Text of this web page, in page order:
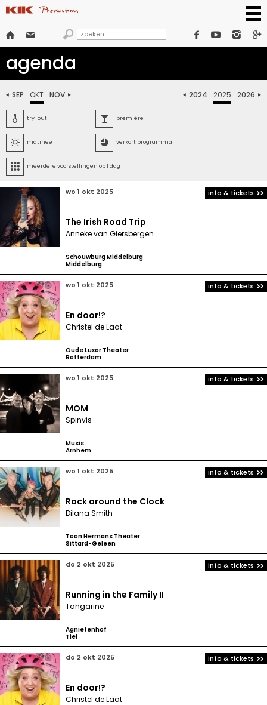
      
agenda
 SEP OKT NOV   2024 2025 2026 
 try-out  première
 matinee  verkort programma
 meerdere voorstellingen op 1 dag
wo 1 okt 2025
The Irish Road Trip
Anneke van Giersbergen
Schouwburg Middelburg
Middelburg
info & tickets
wo 1 okt 2025
En door!?
Christel de Laat
Oude Luxor Theater
Rotterdam
info & tickets
wo 1 okt 2025
MOM
Spinvis
Musis
Arnhem
info & tickets
wo 1 okt 2025
Rock around the Clock
Dilana Smith
Toon Hermans Theater
Sittard-Geleen
info & tickets
do 2 okt 2025
Running in the Family II
Tangarine
Agnietenhof
Tiel
info & tickets
do 2 okt 2025
En door!?
Christel de Laat
info & tickets